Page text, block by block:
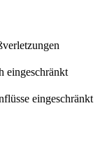
eingeschränkt
eingeschränkt